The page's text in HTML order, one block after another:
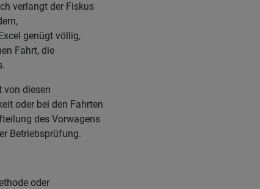
verlangt der Fiskus
genügt völlig,
Fahrt, die
von diesen
oder bei den Fahrten
des Vorwagens
Betriebsprüfung.
oder